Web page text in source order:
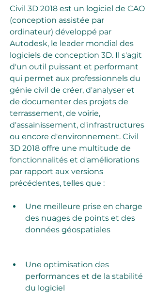
Civil 3D 2018 est un logiciel de CAO
(conception assistée par
ordinateur) développé par
Autodesk, le leader mondial des
logiciels de conception 3D. Il s'agit
d'un outil puissant et performant
qui permet aux professionnels du
génie civil de créer, d'analyser et
de documenter des projets de
terrassement, de voirie,
d'assainissement, d'infrastructures
ou encore d'environnement. Civil
3D 2018 offre une multitude de
fonctionnalités et d'améliorations
par rapport aux versions
précédentes, telles que :
Une meilleure prise en charge
des nuages de points et des
données géospatiales
Une optimisation des
performances et de la stabilité
du logiciel